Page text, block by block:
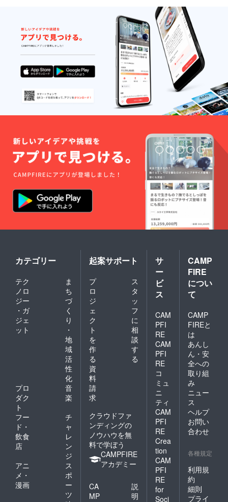
す。 ※
万が
一、
フィド
ラーズ
フェス
2020が
コロナ
ウィル
ス感染
対策ガ
イドラ
インに
より、
トに
なった
場合、
「配信
視聴チ
ト」に
変更に
なる場
合があ
す。予
さい。
※観覧チ
ケット
有効期
限：開
催当日
のみに
す ※配
信視聴
チケッ
トに
なった
場合、
開催日
から14
日間視
聴でき
ます。
フェス
終了後
郵送に
てお送
りいた
しま
す。 ⑤
フィド
ラーズ
フェス
会場観
覧チ
ケッ1枚
※チケッ
から1公
演お選
びいた
だけま
す。 ※
万が
一、
フィド
ラーズ
フェス
コロナ
対策ガ
イドラ
インに
より、
無観客
イベン
場合、
「配信
視聴チ
ケッ
ト」に
変更に
なる場
合があ
す。予
めご了
承くだ
さい。
※配信視
聴チ
ケット
日から
視聴で
きま
す。
んにさ
さやか
なお土
産付き
（限定
数）
合わせ
※演奏人
数は2人
以上に
なりま
す。
（要相
談） ※
その他
要望
（希望
出演者
など）
があれ
り相談
に乗り
ます。
※ご来場
の皆さ
んにさ
さやか
なお土
産付き
（限定
でスケ
ジュー
ルをお
打合せ
して決
定しま
す。 ※
交通
費、宿
泊費、
駐車料
金など
の経費
は支援
くださ
い。 ※
機材な
どに関
しては
要打ち
合わせ
※演奏人
数は2人
以上に
す。
その他
要望
（希望
出演者
など）
があれ
ば、可
り相談
に乗り
ます。
※ご来場
の皆さ
んにさ
さやか
なお土
産付き
（限定
数）
カテゴリー
テク
ノロ
ジー
・ガ
ジェ
ット
ま
ち
づ
く
り
・
地
域
活
性
化
プロ
ダク
ト
音
楽
フー
ド・
飲食
店
チ
ャ
レ
ン
ジ
アニ
メ・
漫画
ス
ポ
ー
ツ
起案サポート
プ
ロ
ジ
ェ
ク
ト
を
作
る
ス
タ
ッ
フ
に
相
談
す
る
資
料
請
求
クラウドファ
ンディングの
ノウハウを無
料で学ぼう
CAMPFIRE
アカデミー
CA
MP
説
明
サ
ー
ビ
ス
CAM
PFI
RE
CAM
PFI
RE
コ
ミュ
ニ
ティ
CAM
PFI
RE
Crea
tion
CAM
PFI
RE
for
Soci
CAMP
FIRE
につい
て
CAMP
FIREと
は
あんし
ん・安
全への
取り組
み
ニュー
ス
ヘルプ
お問い
合わせ
各種規定
利用規
約
細則
プライ